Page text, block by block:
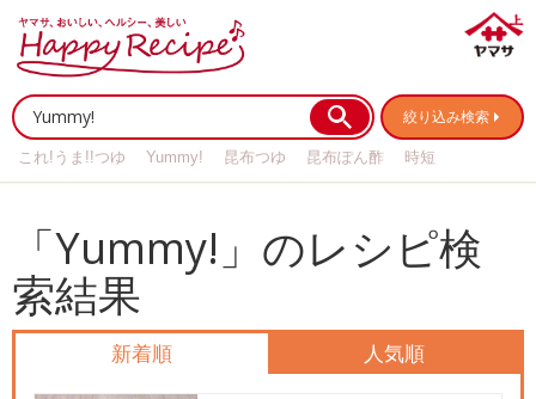
絞り込み検索
これ!うま!!つゆ Yummy! 昆布つゆ 昆布ぽん酢
時短
「Yummy!」のレシピ検
索結果
新着順 人気順